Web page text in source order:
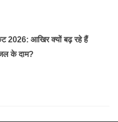
2026: आखिर क्यों बढ़ रहे हैं
के दाम?